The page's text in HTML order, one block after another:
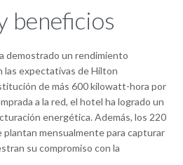
beneficios
demostrado un rendimiento
las expectativas de Hilton
de más 600 kilowatt-hora por
a la red, el hotel ha logrado un
energética. Además, los 220
mensualmente para capturar
su compromiso con la